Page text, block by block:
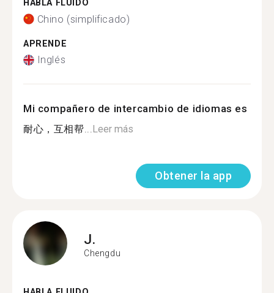
HABLA FLUIDO
Chino (simplificado)
APRENDE
Inglés
Mi compañero de intercambio de idiomas es
耐心，互相帮...Leer más
Obtener la app
J.
Chengdu